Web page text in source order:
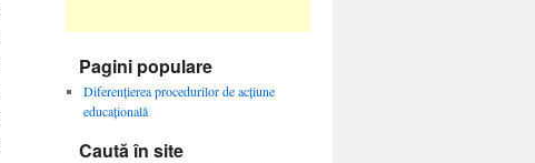
Pagini populare
Diferenţierea procedurilor de acţiune
educaţională
Caută în site